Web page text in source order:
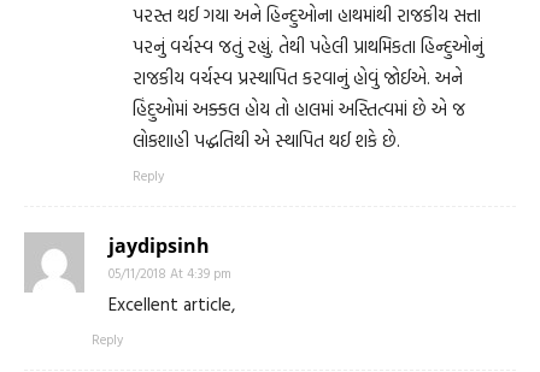
પરસ્ત થઈ ગયા અને હિન્દુઓના હાથમાંથી રાજકીય સત્તા
પરનું વર્ચસ્વ જતું રહ્યું. તેથી પહેલી પ્રાથમિકતા હિન્દુઓનું
રાજકીય વર્ચસ્વ પ્રસ્થાપિત કરવાનું હોવું જોઈએ. અને
હિંદુઓમાં અક્કલ હોય તો હાલમાં અસ્તિત્વમાં છે એ જ
લોકશાહી પદ્ધતિથી એ સ્થાપિત થઈ શકે છે.
Reply
jaydipsinh
05/11/2018 At 4:39 pm
Excellent article,
Reply